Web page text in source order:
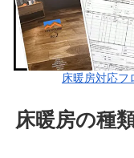
床暖房対応フ
床暖房の種